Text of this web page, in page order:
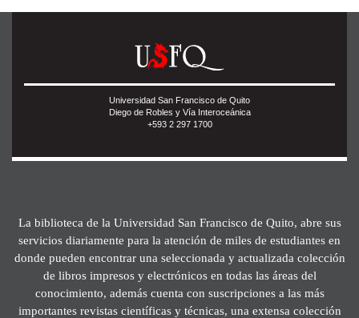
Universidad San Francisco de Quito
Diego de Robles y Vía Interoceánica
+593 2 297 1700
La biblioteca de la Universidad San Francisco de Quito, abre sus
servicios diariamente para la atención de miles de estudiantes en
donde pueden encontrar una seleccionada y actualizada colección
de libros impresos y electrónicos en todas las áreas del
conocimiento, además cuenta con suscripciones a las más
importantes revistas científicas y técnicas, una extensa colección